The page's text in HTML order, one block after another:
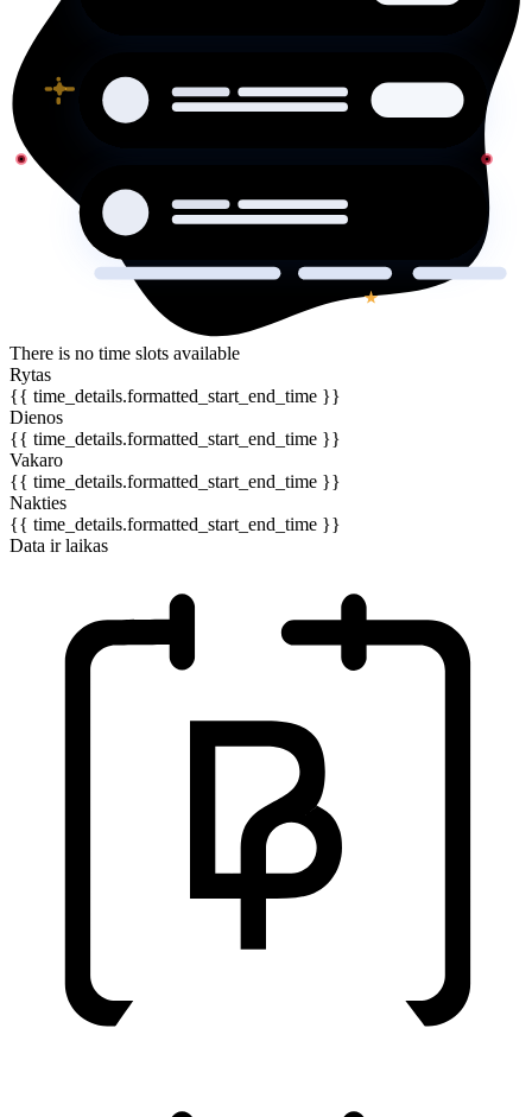
There is no time slots available
Rytas
{{ time_details.formatted_start_end_time }}
Dienos
{{ time_details.formatted_start_end_time }}
Vakaro
{{ time_details.formatted_start_end_time }}
Nakties
{{ time_details.formatted_start_end_time }}
Data ir laikas